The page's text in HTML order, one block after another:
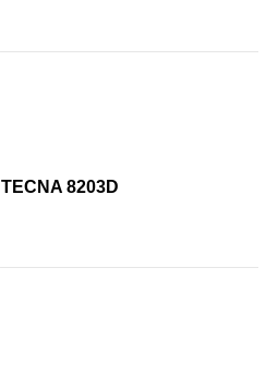
TECNA 8203D